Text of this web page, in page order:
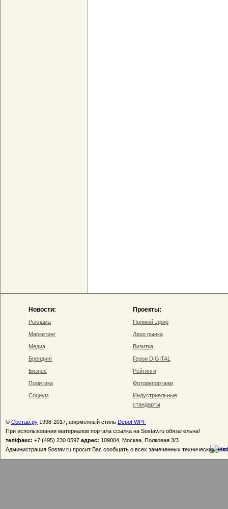
Новости:
Реклама
Маркетинг
Медиа
Брендинг
Бизнес
Политика
Социум
Проекты:
Прямой эфир
Лицо рынка
Визитка
Герои DIGITAL
Рейтинги
Фоторепортажи
Индустриальные
стандарты
© Состав.ру 1998-2017, фирменный стиль Depot WPF
При использовании материалов портала ссылка на Sostav.ru обязательна!
тел/факс: +7 (495) 230 0597 адрес: 109004, Москва, Полковая 3/3
Администрация Sostav.ru просит Вас сообщать о всех замеченных технических